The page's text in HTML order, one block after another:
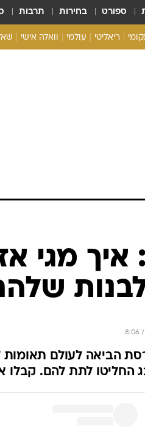
ספורט בחירות תרבות
ריאליטי עולמי וואלה אישי
איך מגי
הביאה לעולם
החליטו לתת להם.